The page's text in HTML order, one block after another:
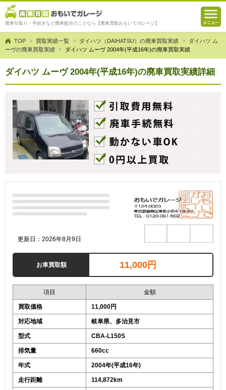
廃車引取り・手続きなど廃車処分のことなら【廃車買取おもいでガレージ】
TOP 買取実績一覧 ダイハツ（DAIHATSU）の廃車買取実績
ダイハツ ム
ーヴの廃車買取実績
ダイハツ ムーヴ 2004年(平成16年)の廃車買取実績
ダイハツ ムーヴ 2004年(平成16年)の廃車買取実績詳細
更新日：2026年8月9日
お車買取額 11,000円
項目 金額
買取価格 11,000円
対応地域 岐阜県、多治見市
型式 CBA-L150S
排気量 660cc
年式 2004年(平成16年)
走行距離 114,872km